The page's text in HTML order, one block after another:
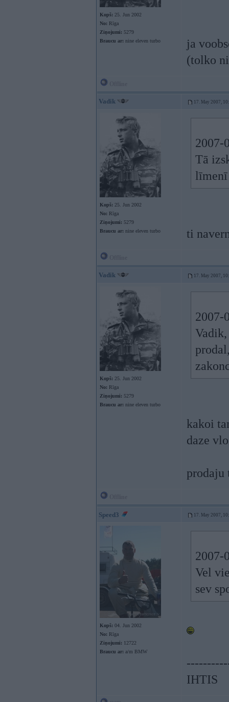
Kopš: 25. Jun 2002
No: Rīga
Ziņojumi: 5279
Braucu ar: nine eleven turbo
ja
(tolko
Vadik 17. May 2007,
Kopš: 25. Jun 2002
No: Rīga
Ziņojumi: 5279
Braucu ar: nine eleven turbo
2007-
Tā
ti
Vadik 17. May 2007,
Kopš: 25. Jun 2002
No: Rīga
Ziņojumi: 5279
Braucu ar: nine eleven turbo
2007-
kakoi
daze
prodaju
Speed3 17. May 2007,
Kopš: 04. Jun 2002
No: Rīga
Ziņojumi: 12722
Braucu ar: a/m BMW
2007-
Vel
sev
IHTIS